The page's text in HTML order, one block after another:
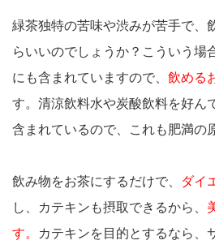
緑茶独特の苦味や渋みが苦手で、
らいいのでしょうか？こういう場
にも含まれていますので、 飲める
す。清涼飲料水や炭酸飲料を好ん
含まれているので、これも肥満の
飲み物をお茶にするだけで、 ダイ
し、カテキンも摂取できるから、
す。
カテキンを目的とするなら、